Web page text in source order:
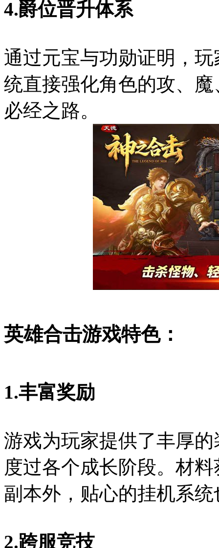
4.爵位晋升体系
通过元宝与功勋证明，
统直接强化角色的攻、
必经之路。
英雄合击游戏特色：
1.丰富奖励
游戏为玩家提供了丰厚
度过各个成长阶段。材
副本外，贴心的挂机系
2.跨服竞技